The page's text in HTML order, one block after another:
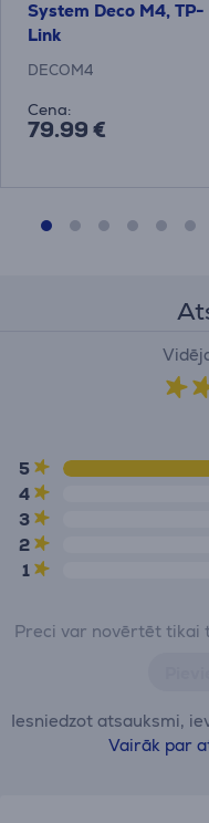
System Deco M4, TP-
Link
DECOM4
Cena:
79.99 €
5
4
3
2
1
Preci var novērtēt tikai
Iesniedzot atsauksmi,
Vairāk par